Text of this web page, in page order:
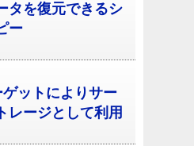
タを復元できるシ
ー
ットによりサー
レージとして利用